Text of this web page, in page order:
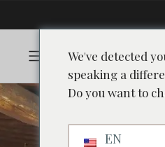
We've detected
speaking a
Do you want to
EN